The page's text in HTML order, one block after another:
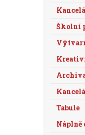
Školní
Tabule
Náplně